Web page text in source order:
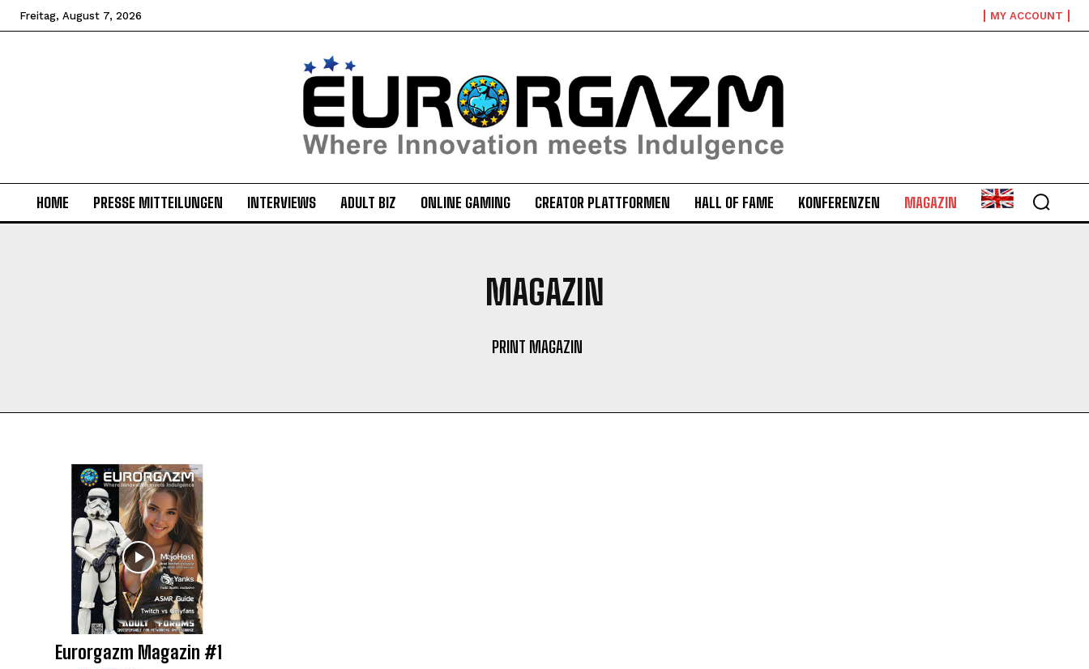
Freitag, August 7, 2026 MY ACCOUNT
HOME PRESSE MITTEILUNGEN INTERVIEWS ADULT BIZ ONLINE GAMING CREATOR PLATTFORMEN HALL OF FAME KONFERENZEN MAGAZIN
MAGAZIN
PRINT MAGAZIN
Eurorgazm Magazin #1